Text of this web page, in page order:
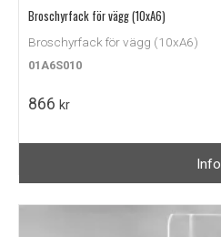
Broschyrfack för vägg (10xA6)
Broschyrfack för vägg (10xA6)
01A6S010
866 kr
Info